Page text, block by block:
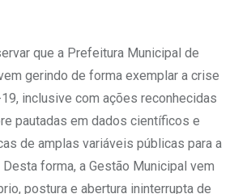
que a Prefeitura Municipal de
gerindo de forma exemplar a crise
inclusive com ações reconhecidas
pautadas em dados científicos e
de amplas variáveis públicas para a
forma, a Gestão Municipal vem
postura e abertura ininterrupta de